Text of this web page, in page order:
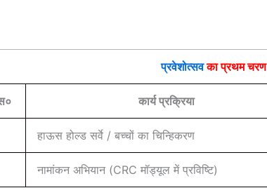
प्रवेशोत्सवका प्रथम चरण
कार्य प्रक्रिया
हाऊस होल्ड सर्वे / बच्चों का चिन्हिकरण
नामांकन अभियान (CRC मॉड्यूल में प्रविष्टि)